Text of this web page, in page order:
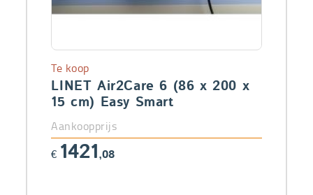
LINET Air2Care 6 (86 x 200 x
15 cm) Easy Smart
Te koop
Aankoopprijs
€ 1421,08